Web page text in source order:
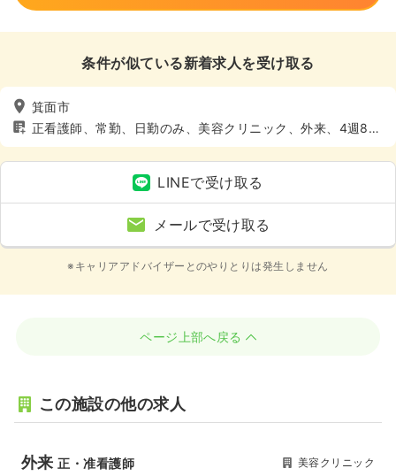
条件が似ている新着求人を受け取る
箕面市
正看護師、常勤、日勤のみ、美容クリニック、外来、4週8休
以上、土日休み
LINEで受け取る
メールで受け取る
※キャリアアドバイザーとのやりとりは発生しません
ページ上部へ戻る
この施設の他の求人
外来正・准看護師 美容クリニック